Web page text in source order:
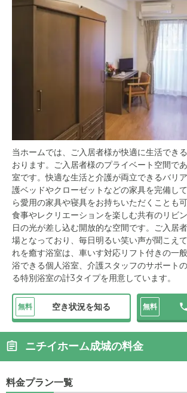
当ホームでは、ご入居者様が快適に生活でき
おります。ご入居者様のプライベート空間で
室です。快適な生活と介護が両立できるバリ
護ベッドやクローゼットなどの家具を完備し
ら愛用の家具や寝具をお持ちいただくことも
食事やレクリエーションを楽しむ共有のリビン
日の光が差し込む開放的な空間です。ご入居
場となっており、毎日明るい笑い声が聞こえ
れを癒す浴室は、車いす対応リフト付きの一
浴できる個人浴室、介護スタッフのサポート
る特別浴室の計3タイプを用意しています。
無料 空き状況を知る 無料
ニチイホーム成城の料金
料金プラン一覧